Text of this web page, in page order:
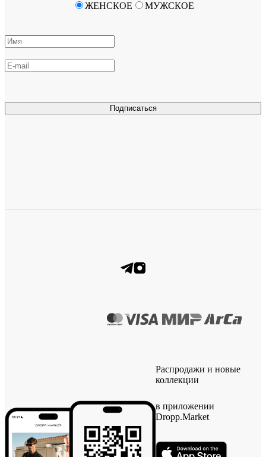
Подписаться
ЖЕНСКОЕ МУЖСКОЕ
Распродажи и новые
коллекции
в приложении
Dropp.Market